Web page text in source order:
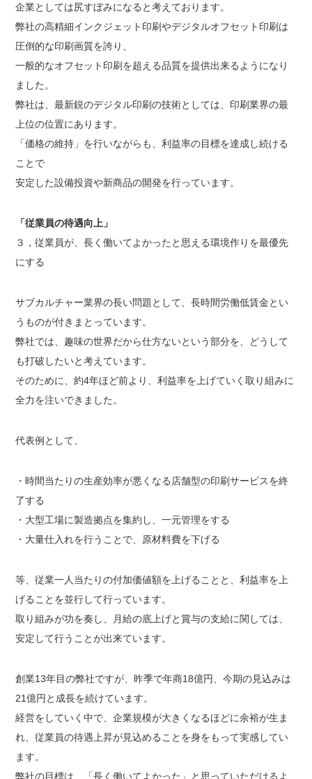
企業としては尻すぼみになると考えております。
弊社の高精細インクジェット印刷やデジタルオフセット印刷は
圧倒的な印刷画質を誇り、
一般的なオフセット印刷を超える品質を提供出来るようになり
ました。
弊社は、最新鋭のデジタル印刷の技術としては、印刷業界の最
上位の位置にあります。
「価格の維持」を行いながらも、利益率の目標を達成し続ける
ことで
安定した設備投資や新商品の開発を行っています。
「従業員の待遇向上」
３，従業員が、長く働いてよかったと思える環境作りを最優先
にする
サブカルチャー業界の長い問題として、長時間労働低賃金とい
うものが付きまとっています。
弊社では、趣味の世界だから仕方ないという部分を、どうして
も打破したいと考えています。
そのために、約4年ほど前より、利益率を上げていく取り組みに
全力を注いできました。
代表例として、
・時間当たりの生産効率が悪くなる店舗型の印刷サービスを終
了する
・大型工場に製造拠点を集約し、一元管理をする
・大量仕入れを行うことで、原材料費を下げる
等、従業一人当たりの付加価値額を上げることと、利益率を上
げることを並行して行っています。
取り組みが功を奏し、月給の底上げと賞与の支給に関しては、
安定して行うことが出来ています。
創業13年目の弊社ですが、昨季で年商18億円、今期の見込みは
21億円と成長を続けています。
経営をしていく中で、企業規模が大きくなるほどに余裕が生ま
れ、従業員の待遇上昇が見込めることを身をもって実感してい
ます。
弊社の目標は、「長く働いてよかった」と思っていただけるよ